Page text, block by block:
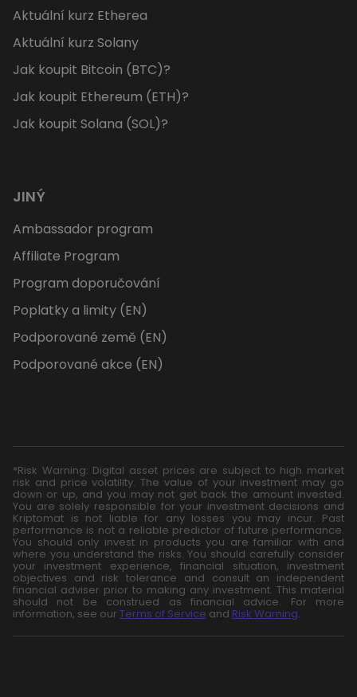
Aktuální kurz Etherea
Aktuální kurz Solany
Jak koupit Bitcoin (BTC)?
Jak koupit Ethereum (ETH)?
Jak koupit Solana (SOL)?
JINÝ
Ambassador program
Affiliate Program
Program doporučování
Poplatky a limity (EN)
Podporované země (EN)
Podporované akce (EN)
*Risk Warning: Digital asset prices are subject to high market
risk and price volatility. The value of your investment may go
down or up, and you may not get back the amount invested.
You are solely responsible for your investment decisions and
Kriptomat is not liable for any losses you may incur. Past
performance is not a reliable predictor of future performance.
You should only invest in products you are familiar with and
where you understand the risks. You should carefully consider
your investment experience, financial situation, investment
objectives and risk tolerance and consult an independent
financial adviser prior to making any investment. This material
should not be construed as financial advice. For more
information, see our Terms of Service and Risk Warning.